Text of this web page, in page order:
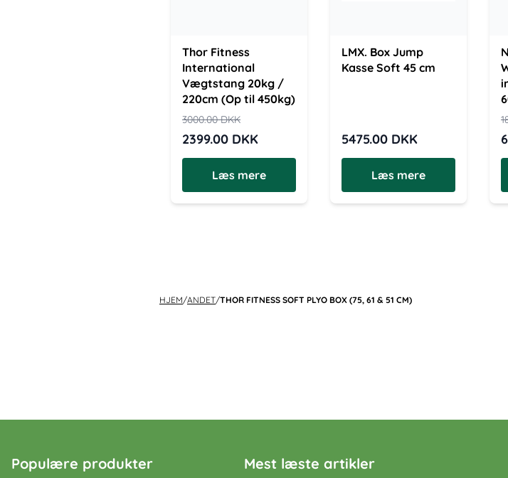
Thor Fitness
International
Vægtstang 20kg /
220cm (Op til 450kg)
3000.00DKK
2399.00 DKK
Læs mere
LMX. Box Jump
Kasse Soft 45 cm
5475.00 DKK
Læs mere
HJEM/ANDET/THOR FITNESS SOFT PLYO BOX (75, 61 & 51 CM)
Populære produkter Mest læste artikler